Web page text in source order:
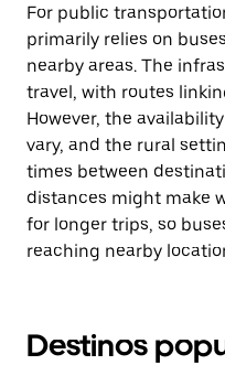
For public
primarily relies on
nearby areas. The
travel, with routes
However, the
vary, and the rural
times between
distances might make
for longer trips, so
reaching nearby
Destinos